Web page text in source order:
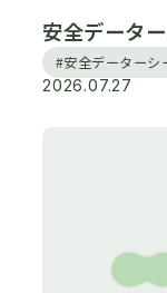
安全データ
#安全データーシ
2026.07.27